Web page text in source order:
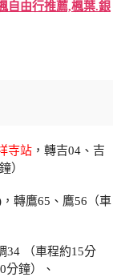
自由行推薦,楓葉.銀
寺站 ，轉吉04、吉
）
轉鷹65、鷹56（車
34 （車程約15分
分鐘）、